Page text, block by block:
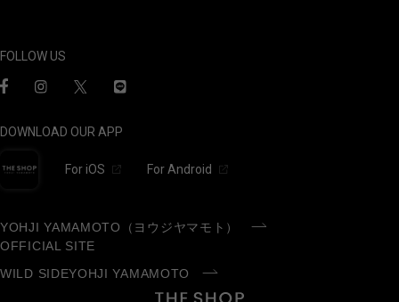
FOLLOW US
DOWNLOAD OUR APP
For iOS For Android
YOHJI YAMAMOTO（ヨウジヤマモト）
OFFICIAL SITE
WILD SIDEYOHJI YAMAMOTO